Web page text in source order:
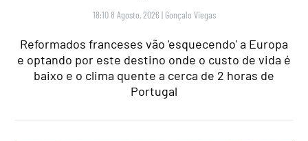
18:10 8 Agosto, 2026 | Gonçalo Viegas
Reformados franceses vão 'esquecendo' a Europa
e optando por este destino onde o custo de vida é
baixo e o clima quente a cerca de 2 horas de
Portugal